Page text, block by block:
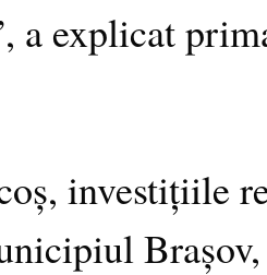
a explicat
investițiile
Brașov,